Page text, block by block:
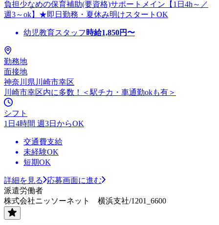
負担少なめの保育補助(要資格)サポートメイン【1日4h～／
週3～ok】★即日勤務・夏休み明けスタートOK
幼児教育スタッフ 時給1,850円〜
勤務地
面接地
神奈川県川崎市幸区
川崎市幸区内に多数！＜駅チカ・車通勤okも有＞
シフト
1日4時間 週3日からOK
交通費支給
未経験OK
短期OK
詳細を見る
応募画面に進む
派遣労働者
株式会社ニッソーネット 横浜支社/1201_6600